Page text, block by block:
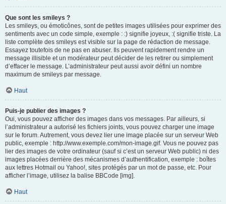
Que sont les smileys ?
Les smileys, ou émoticônes, sont de petites images utilisées pour exprimer des
sentiments avec un code simple, exemple : :) signifie joyeux, :( signifie triste. La
liste complète des smileys est visible sur la page de rédaction de message.
Essayez toutefois de ne pas en abuser. Ils peuvent rapidement rendre un
message illisible et un modérateur peut décider de les retirer ou simplement
d’effacer le message. L’administrateur peut aussi avoir défini un nombre
maximum de smileys par message.
Haut
Puis-je publier des images ?
Oui, vous pouvez afficher des images dans vos messages. Par ailleurs, si
l’administrateur a autorisé les fichiers joints, vous pouvez charger une image
sur le forum. Autrement, vous devez lier une image placée sur un serveur Web
public, exemple : http://www.exemple.com/mon-image.gif. Vous ne pouvez pas
lier des images de votre ordinateur (sauf si c’est un serveur Web public) ni des
images placées derrière des mécanismes d’authentification, exemple : boîtes
aux lettres Hotmail ou Yahoo!, sites protégés par un mot de passe, etc. Pour
afficher l’image, utilisez la balise BBCode [img].
Haut